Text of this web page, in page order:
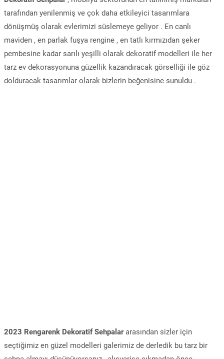
tarafından yenilenmiş ve çok daha etkileyici tasarımlara
dönüşmüş olarak evlerimizi süslemeye geliyor . En canlı
maviden , en parlak fuşya rengine , en tatlı kırmızıdan şeker
pembesine kadar sarılı yeşilli olarak dekoratif modelleri ile her
tarz ev dekorasyonuna güzellik kazandıracak görselliği ile göz
dolduracak tasarımlar olarak bizlerin beğenisine sunuldu .
2023 Rengarenk Dekoratif Sehpalararasından sizler için
seçtiğimiz en güzel modelleri galerimiz de derledik bu tarz bir